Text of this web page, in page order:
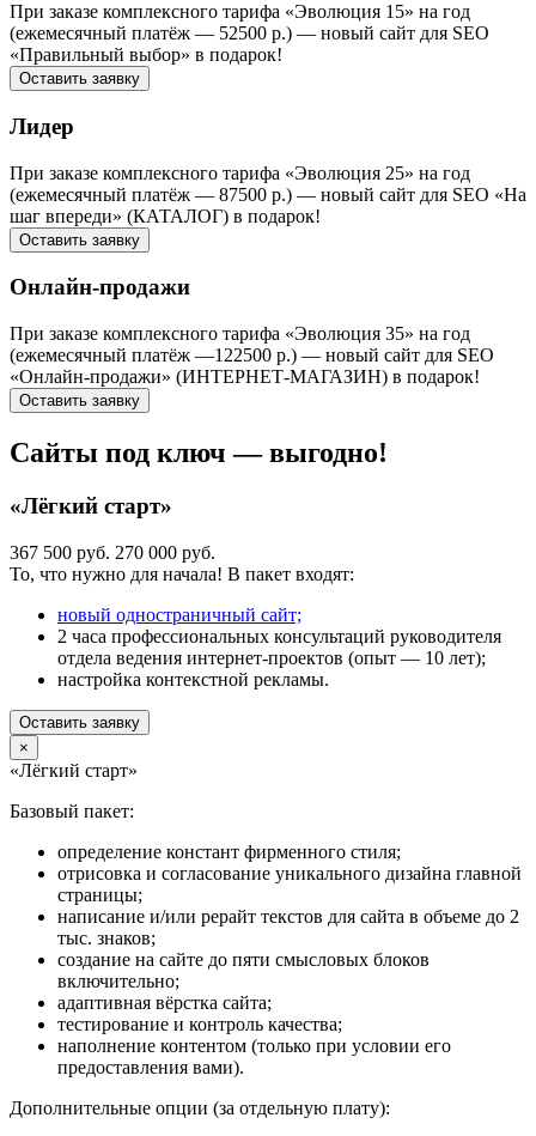
При заказе комплексного тарифа «Эволюция 15» на год
(ежемесячный платёж — 52500 р.) — новый сайт для SEO
«Правильный выбор» в подарок!
Оставить заявку
Лидер
При заказе комплексного тарифа «Эволюция 25» на год
(ежемесячный платёж — 87500 р.) — новый сайт для SEO «На
шаг впереди» (КАТАЛОГ) в подарок!
Оставить заявку
Онлайн-продажи
При заказе комплексного тарифа «Эволюция 35» на год
(ежемесячный платёж —122500 р.) — новый сайт для SEO
«Онлайн-продажи» (ИНТЕРНЕТ-МАГАЗИН) в подарок!
Оставить заявку
Сайты под ключ — выгодно!
«Лёгкий старт»
367 500 руб. 270 000 руб.
То, что нужно для начала! В пакет входят:
новый одностраничный сайт;
2 часа профессиональных консультаций руководителя
отдела ведения интернет-проектов (опыт — 10 лет);
настройка контекстной рекламы.
Оставить заявку
×
«Лёгкий старт»
Базовый пакет:
определение констант фирменного стиля;
отрисовка и согласование уникального дизайна главной
страницы;
написание и/или рерайт текстов для сайта в объеме до 2
тыс. знаков;
создание на сайте до пяти смысловых блоков
включительно;
адаптивная вёрстка сайта;
тестирование и контроль качества;
наполнение контентом (только при условии его
предоставления вами).
Дополнительные опции (за отдельную плату):